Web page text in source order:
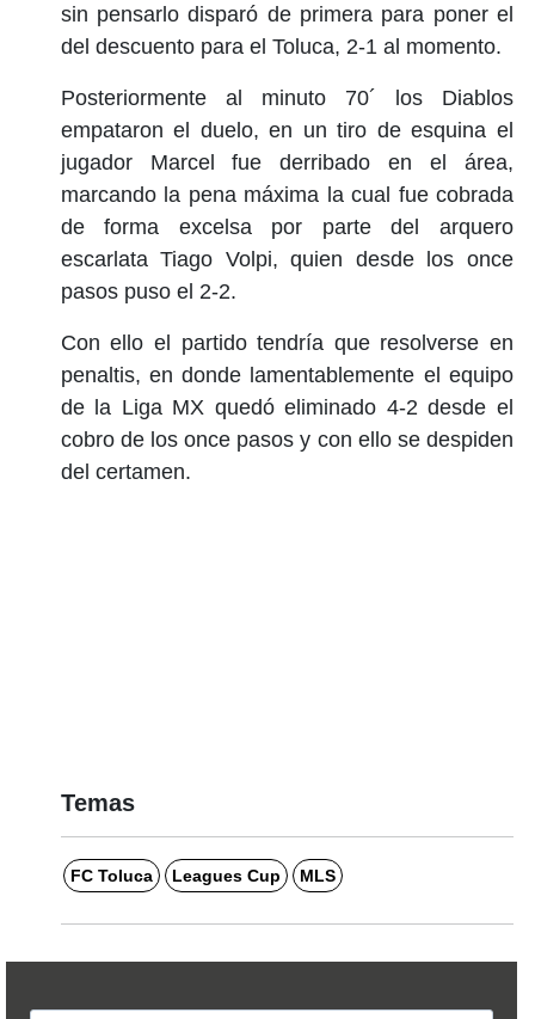
sin pensarlo disparó de primera para poner el
del descuento para el Toluca, 2-1 al momento.
Posteriormente al minuto 70´ los Diablos
empataron el duelo, en un tiro de esquina el
jugador Marcel fue derribado en el área,
marcando la pena máxima la cual fue cobrada
de forma excelsa por parte del arquero
escarlata Tiago Volpi, quien desde los once
pasos puso el 2-2.
Con ello el partido tendría que resolverse en
penaltis, en donde lamentablemente el equipo
de la Liga MX quedó eliminado 4-2 desde el
cobro de los once pasos y con ello se despiden
del certamen.
Temas
FC Toluca Leagues Cup MLS